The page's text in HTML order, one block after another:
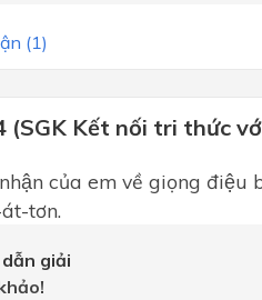
(1)
(SGK Kết nối tri thức
của em về giọng điệu
tơn.
giải